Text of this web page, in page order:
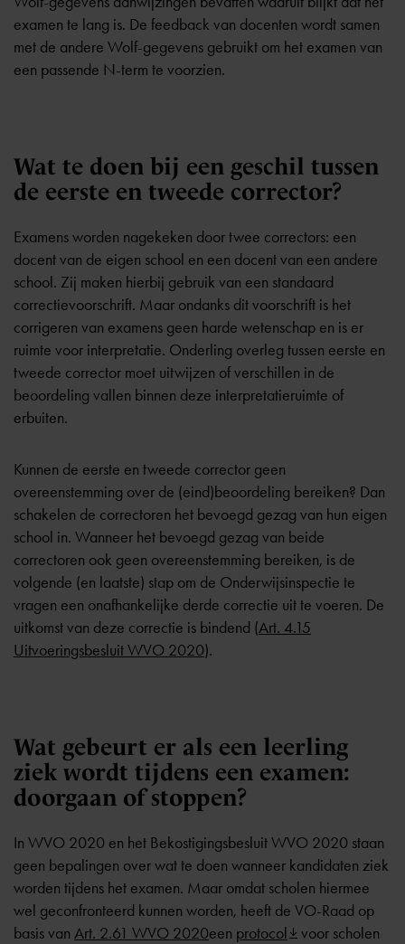
examen te lang is. De feedback van docenten wordt samen
met de andere Wolf-gegevens gebruikt om het examen van
een passende N-term te voorzien.
Wat te doen bij een geschil tussen
de eerste en tweede corrector?
Examens worden nagekeken door twee correctors: een
docent van de eigen school en een docent van een andere
school. Zij maken hierbij gebruik van een standaard
correctievoorschrift. Maar ondanks dit voorschrift is het
corrigeren van examens geen harde wetenschap en is er
ruimte voor interpretatie. Onderling overleg tussen eerste en
tweede corrector moet uitwijzen of verschillen in de
beoordeling vallen binnen deze interpretatieruimte of
erbuiten.
Kunnen de eerste en tweede corrector geen
overeenstemming over de (eind)beoordeling bereiken? Dan
schakelen de correctoren het bevoegd gezag van hun eigen
school in. Wanneer het bevoegd gezag van beide
correctoren ook geen overeenstemming bereiken, is de
volgende (en laatste) stap om de Onderwijsinspectie te
vragen een onafhankelijke derde correctie uit te voeren. De
uitkomst van deze correctie is bindend (Art. 4.15
Uitvoeringsbesluit WVO 2020).
Wat gebeurt er als een leerling
ziek wordt tijdens een examen:
doorgaan of stoppen?
In WVO 2020 en het Bekostigingsbesluit WVO 2020 staan
geen bepalingen over wat te doen wanneer kandidaten ziek
worden tijdens het examen. Maar omdat scholen hiermee
wel geconfronteerd kunnen worden, heeft de VO-Raad op
basis van Art. 2.61 WVO 2020een protocol
voor scholen